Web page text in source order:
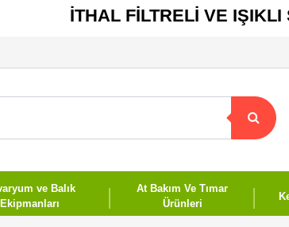
İTHAL FİLTRELİ VE IŞIKLI
ve Balık
Ekipmanları
At Bakım Ve Tımar
Ürünleri